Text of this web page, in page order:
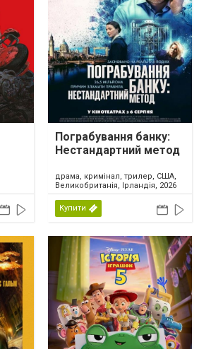
Пограбування банку:
Нестандартний метод
драма, кримінал, трилер, США,
Великобританія, Ірландія, 2026
Купити